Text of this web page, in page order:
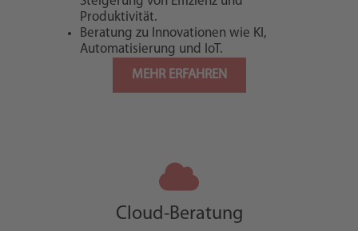
Produktivität.
Beratung zu Innovationen wie KI,
Automatisierung und IoT.
MEHR ERFAHREN
Cloud-Beratung